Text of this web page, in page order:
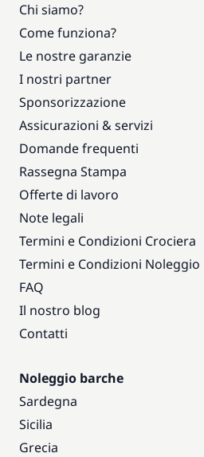
Chi siamo?
Come funziona?
Le nostre garanzie
I nostri partner
Sponsorizzazione
Assicurazioni & servizi
Domande frequenti
Rassegna Stampa
Offerte di lavoro
Note legali
Termini e Condizioni Crociera
Termini e Condizioni Noleggio
FAQ
Il nostro blog
Contatti
Noleggio barche
Sardegna
Sicilia
Grecia